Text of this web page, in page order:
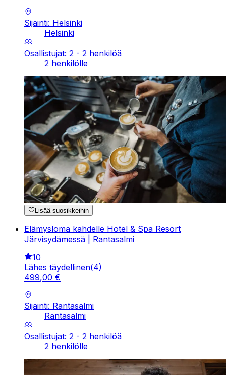
Sijainti: Helsinki
Helsinki
Osallistujat: 2 - 2 henkilöä
2 henkilölle
Lisää suosikkeihin
Elämysloma kahdelle Hotel & Spa Resort
Järvisydämessä | Rantasalmi
10
Lähes täydellinen(4)
499,00 €
Sijainti: Rantasalmi
Rantasalmi
Osallistujat: 2 - 2 henkilöä
2 henkilölle